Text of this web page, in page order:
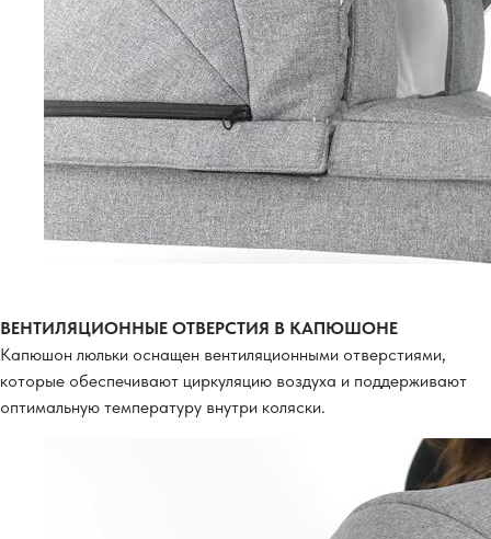
ВЕНТИЛЯЦИОННЫЕ ОТВЕРСТИЯ В КАПЮШОНЕ
Капюшон люльки оснащен вентиляционными отверстиями,
которые обеспечивают циркуляцию воздуха и поддерживают
оптимальную температуру внутри коляски.